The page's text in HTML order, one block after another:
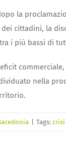
la
cittadini, la
i più bassi di
nella
Tags: crisi